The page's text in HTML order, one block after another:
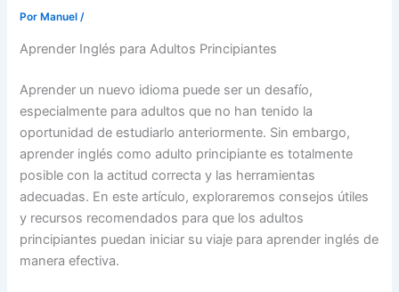
Por Manuel/
Aprender Inglés para Adultos Principiantes
Aprender un nuevo idioma puede ser un desafío,
especialmente para adultos que no han tenido la
oportunidad de estudiarlo anteriormente. Sin embargo,
aprender inglés como adulto principiante es totalmente
posible con la actitud correcta y las herramientas
adecuadas. En este artículo, exploraremos consejos útiles
y recursos recomendados para que los adultos
principiantes puedan iniciar su viaje para aprender inglés de
manera efectiva.